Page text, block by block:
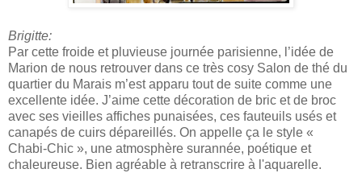
Brigitte:
Par cette froide et pluvieuse journée parisienne, l’idée de
Marion de nous retrouver dans ce très cosy Salon de thé du
quartier du Marais m’est apparu tout de suite comme une
excellente idée. J’aime cette décoration de bric et de broc
avec ses vieilles affiches punaisées, ces fauteuils usés et
canapés de cuirs dépareillés. On appelle ça le style «
Chabi-Chic », une atmosphère surannée, poétique et
chaleureuse. Bien agréable à retranscrire à l'aquarelle.